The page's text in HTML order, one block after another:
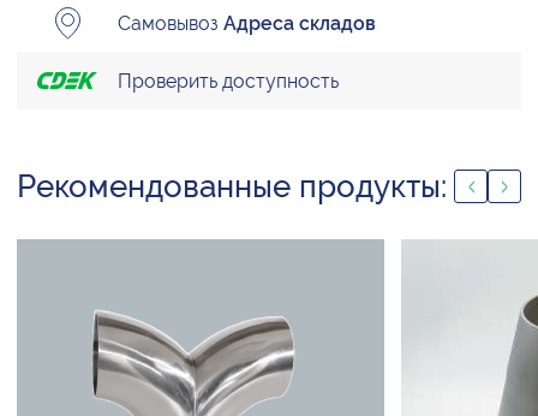
Самовывоз Адреса складов
Проверить доступность
Рекомендованные продукты: